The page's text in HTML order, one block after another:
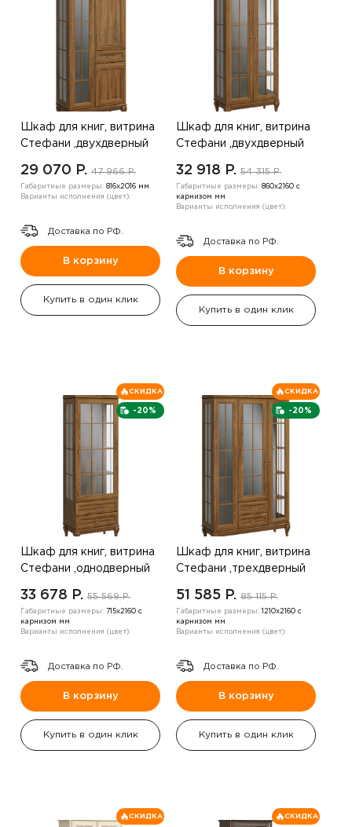
Шкаф для книг, витрина
Стефани ,двухдверный
29 070 P. 47 966 P.
Габаритные размеры: 816х2016 мм
Варианты исполнения (цвет):
Доставка по РФ.
В корзину
Купить в один клик
Шкаф для книг, витрина
Стефани ,двухдверный
32 918 P. 54 315 P.
Габаритные размеры: 860х2160 с
карнизом мм
Варианты исполнения (цвет):
Доставка по РФ.
В корзину
Купить в один клик
-20%
СКИДКА
Шкаф для книг, витрина
Стефани ,однодверный
33 678 P. 55 569 P.
Габаритные размеры:
715х2160 с
карнизом мм
Варианты исполнения (цвет):
Доставка по РФ.
В корзину
Купить в один клик
-20%
СКИДКА
Шкаф для книг, витрина
Стефани ,трехдверный
темный
51 585 P. 85 115 P.
Габаритные размеры:
1210х2160 с
карнизом мм
Варианты исполнения (цвет):
Доставка по РФ.
В корзину
Купить в один клик
СКИДКА СКИДКА